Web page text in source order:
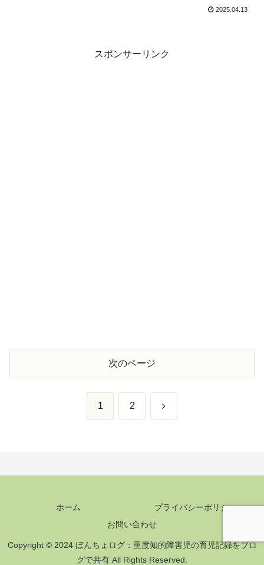
としてどのように関わってきたかを具体
2025.04.13
スポンサーリンク
次のページ
1 2 次
ホーム
プライバシーポリシー
お問い合わせ
Copyright © 2024 ぼんちょログ：重度知的障害児の育児記録をブロ
グで共有 All Rights Reserved.